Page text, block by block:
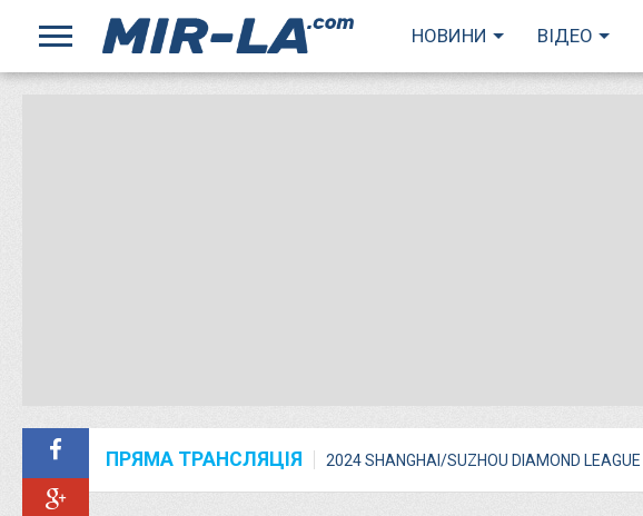
НОВИНИ ВІДЕО
ПРЯМА ТРАНСЛЯЦІЯ 2024 SHANGHAI/SUZHOU DIAMOND LEAGUE